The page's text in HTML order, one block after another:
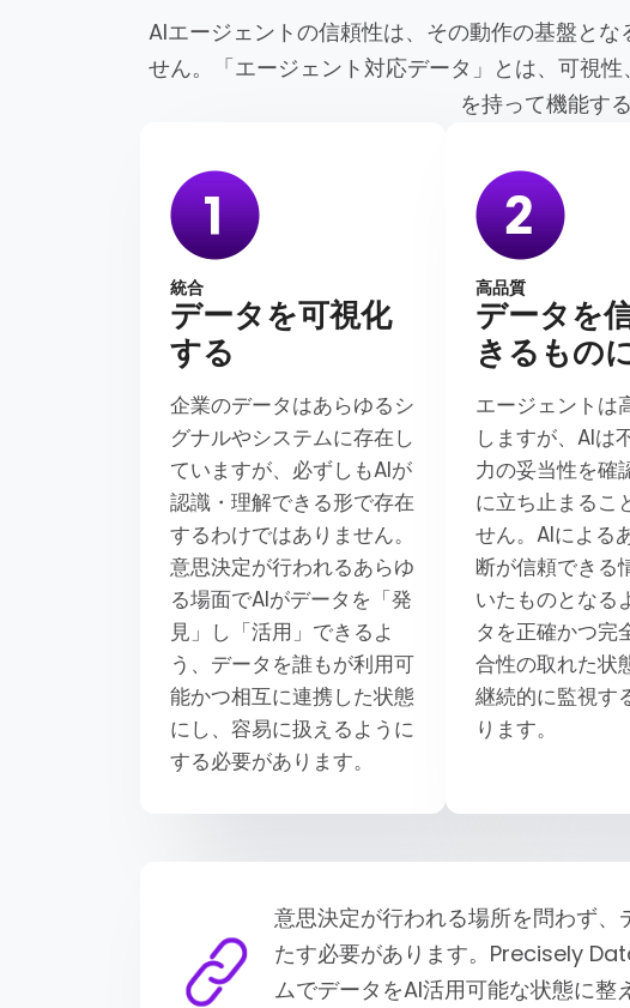
AIエージェントの信頼性は、その動作の基盤と
せん。「エージェント対応データ」とは、可視
を持って機能す
統合
データを可視化
する
企業のデータはあらゆるシ
グナルやシステムに存在し
ていますが、必ずしもAIが
認識・理解できる形で存在
するわけではありません。
意思決定が行われるあらゆ
る場面でAIがデータを「発
見」し「活用」できるよ
う、データを誰もが利用可
能かつ相互に連携した状態
にし、容易に扱えるように
する必要があります。
高品質
データを
きるもの
エージェントは
しますが、AIは
力の妥当性を確
に立ち止まるこ
せん。AIによる
断が信頼できる
いたものとなる
タを正確かつ完
合性の取れた状
継続的に監視す
ります。
意思決定が行われる場所を問わず
たす必要があります。Precisely
ムでデータをAI活用可能な状態に